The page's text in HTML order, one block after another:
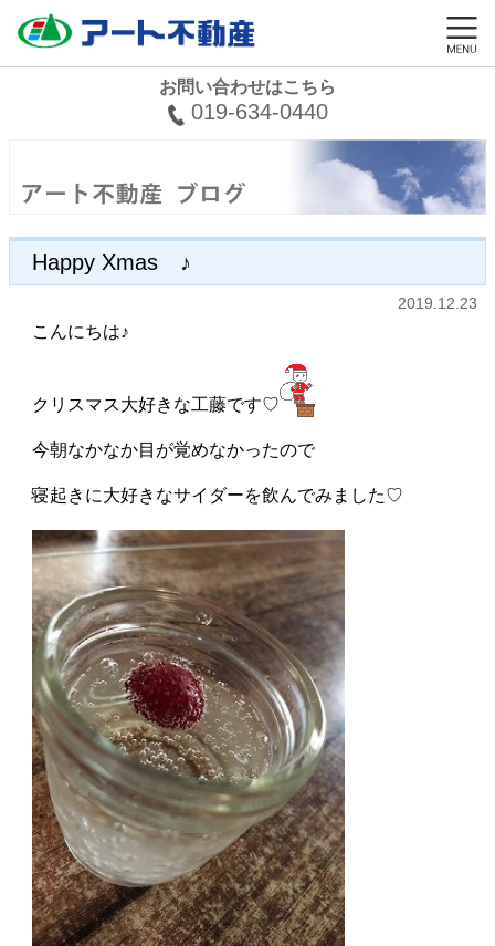
お問い合わせはこちら
019-634-0440
Happy Xmas ♪
2019.12.23
こんにちは♪
クリスマス大好きな工藤です♡
今朝なかなか目が覚めなかったので
寝起きに大好きなサイダーを飲んでみました♡